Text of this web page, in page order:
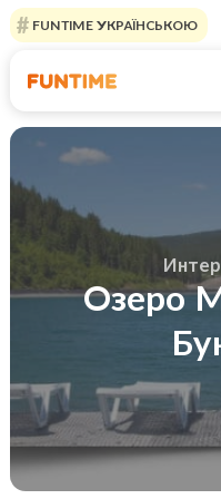
FUNTIME УКРАЇНСЬКОЮ
Озеро